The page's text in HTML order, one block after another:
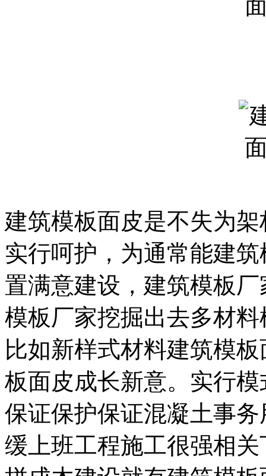
建筑模板面皮是不失为
实行呵护，为通常能建
置满意建设，建筑模板
模板厂家挖掘出去多材
比如新样式材料建筑模
板面皮成长新意。实行
保证保护保证混凝土事
缓上班工程施工很强相